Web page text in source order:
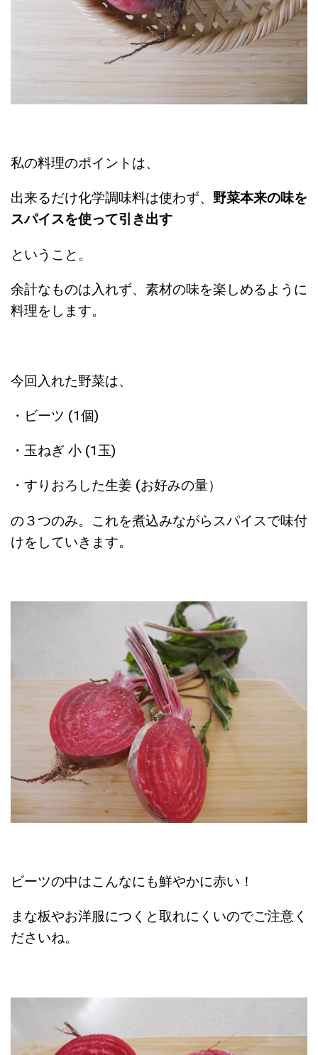
私の料理のポイントは、
出来るだけ化学調味料は使わず、 野菜本来の味を
スパイスを使って引き出す
ということ。
余計なものは入れず、素材の味を楽しめるように
料理をします。
今回入れた野菜は、
・ビーツ (1個)
・玉ねぎ 小 (1玉)
・すりおろした生姜 (お好みの量）
の３つのみ。これを煮込みながらスパイスで味付
けをしていきます。
ビーツの中はこんなにも鮮やかに赤い！
まな板やお洋服につくと取れにくいのでご注意く
ださいね。